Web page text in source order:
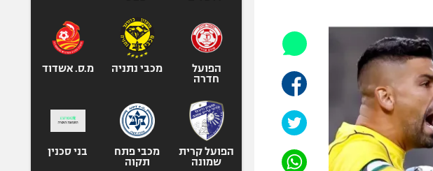
אופניים
ספורט מוטורי
כדורמים
בייסבול MLB
ספורט אתגרי
אומנויות לחימה
הפועל
חדרה
מכבי נתניה מ.ס. אשדוד
הפועל קרית
שמונה
מכבי פתח
תקוה
בני סכנין